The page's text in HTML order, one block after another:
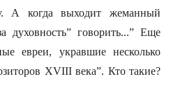
А когда выходит жеманный
духовность” говорить...” Еще
евреи, укравшие несколько
ХVIII века”. Кто такие?